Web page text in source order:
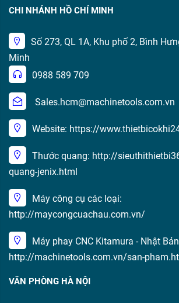
CHI NHÁNH HỒ CHÍ MINH
Số 273, QL 1A, Khu phố 2, Bình
Minh
0988 589 709
Sales.hcm@machinetools.com.vn
Website: https://
Thước quang: http://
quang-jenix.html
Máy công cụ các loại:
http://maycongcuachau.com.vn/
Máy phay CNC Kitamura - Nhật
http://machinetools.com.vn/san-
VĂN PHÒNG HÀ NỘI